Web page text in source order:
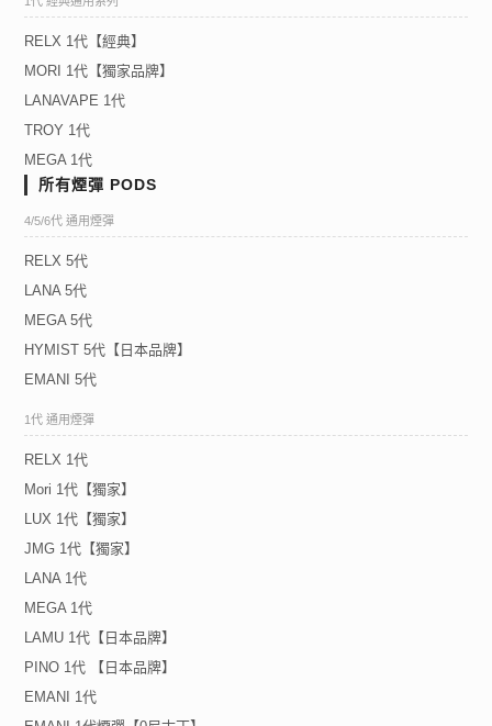
RELX 1代【經典】
MORI 1代【獨家品牌】
LANAVAPE 1代
TROY 1代
MEGA 1代
所有煙彈 PODS
4/5/6代 通用煙彈
RELX 5代
LANA 5代
MEGA 5代
HYMIST 5代【日本品牌】
EMANI 5代
1代 通用煙彈
RELX 1代
Mori 1代【獨家】
LUX 1代【獨家】
JMG 1代【獨家】
LANA 1代
MEGA 1代
LAMU 1代【日本品牌】
PINO 1代 【日本品牌】
EMANI 1代